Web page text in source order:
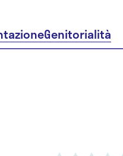
Genitorialità